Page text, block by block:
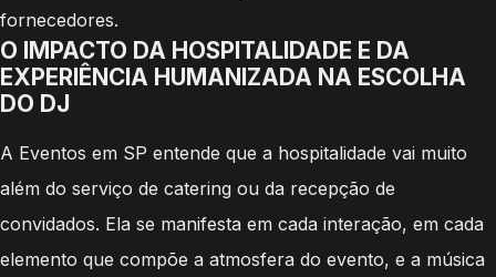
fornecedores.
O IMPACTO DA HOSPITALIDADE E DA
EXPERIÊNCIA HUMANIZADA NA ESCOLHA
DO DJ
A Eventos em SP entende que a hospitalidade vai muito
além do serviço de catering ou da recepção de
convidados. Ela se manifesta em cada interação, em cada
elemento que compõe a atmosfera do evento, e a música